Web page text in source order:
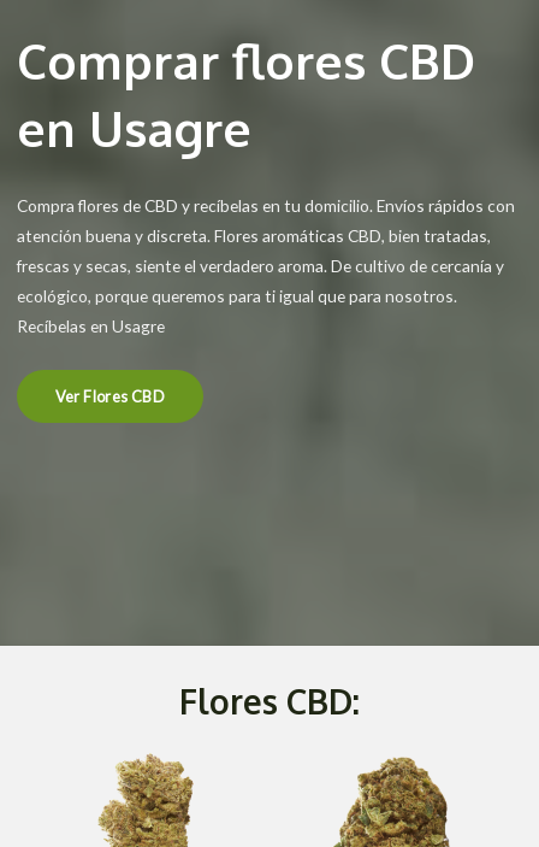
Comprar flores CBD
en Usagre
Compra flores de CBD y recíbelas en tu domicilio. Envíos rápidos con
atención buena y discreta. Flores aromáticas CBD, bien tratadas,
frescas y secas, siente el verdadero aroma. De cultivo de cercanía y
ecológico, porque queremos para ti igual que para nosotros.
Recíbelas en Usagre
Ver Flores CBD
Flores CBD: